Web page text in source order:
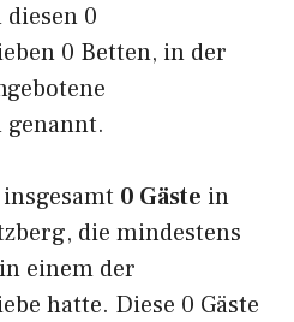
0
0 Betten, in der
genannt.
0 Gäste in
die mindestens
einem der
hatte. Diese 0 Gäste